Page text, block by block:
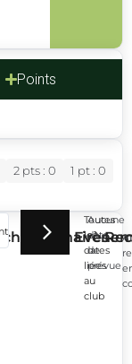
Points
2 pts : 0 1 pt : 0
Hor Rugby
Partenaires
Toutes
les
dates
liées
au
club
Aucune
date
de
prévue